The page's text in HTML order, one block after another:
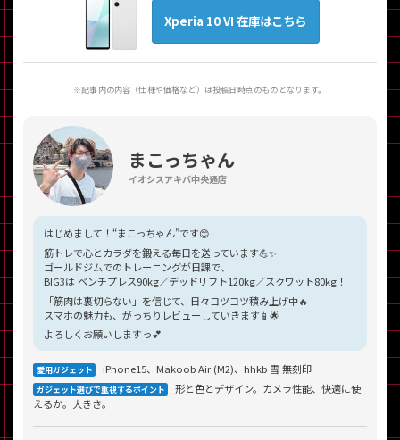
Xperia 10 VI 在庫はこちら
※記事内の内容（仕様や価格など）は投稿日時点のものとなります。
まこっちゃん
イオシスアキバ中央通店
はじめまして！“まこっちゃん”です😊
筋トレで心とカラダを鍛える毎日を送っています💪✨
ゴールドジムでのトレーニングが日課で、
BIG3は ベンチプレス90kg／デッドリフト120kg／スクワット80kg！
「筋肉は裏切らない」を信じて、日々コツコツ積み上げ中🔥
スマホの魅力も、がっちりレビューしていきます📱🌟
よろしくお願いしますっ💕
愛用ガジェット iPhone15、Makoob Air (M2)、hhkb 雪 無刻印
ガジェット選びで重視するポイント 形と色とデザイン。カメラ性能、快適に使
えるか。大きさ。